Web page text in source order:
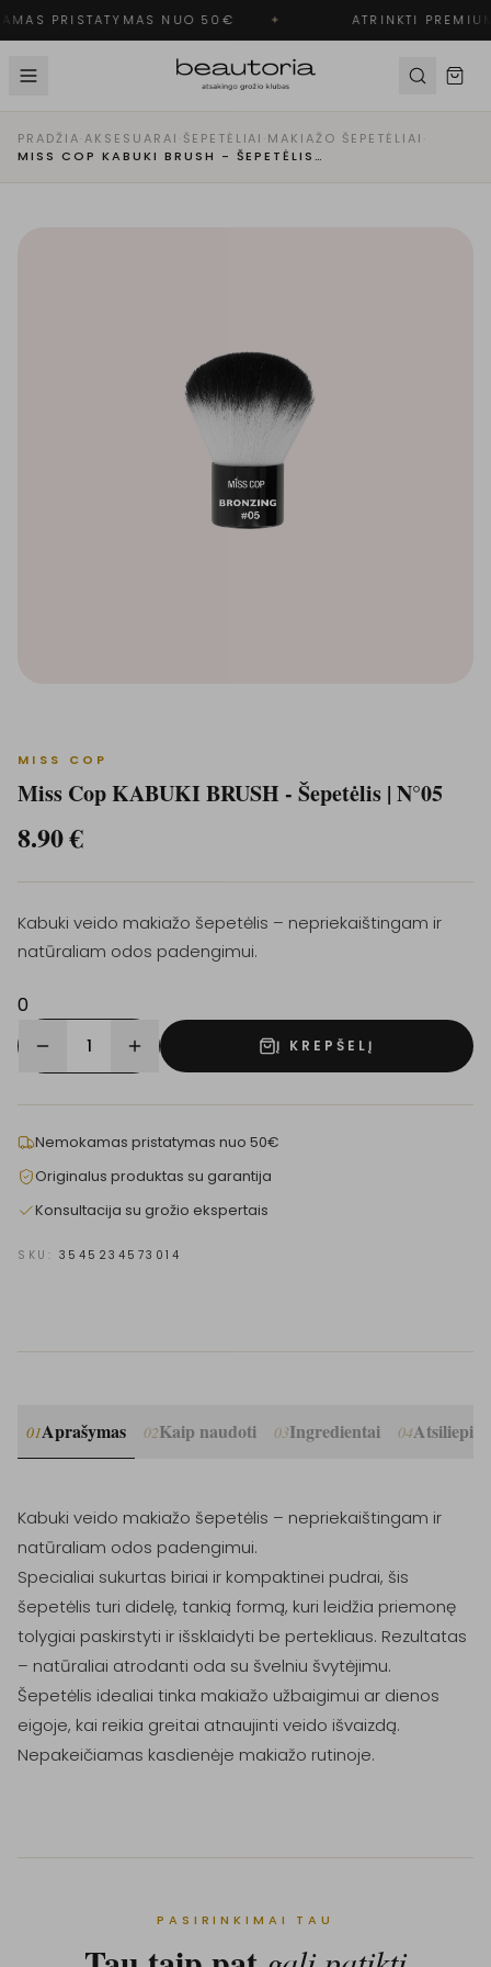
PRISTATYMAS NUO 50€ ✦ ATRINKTI
PRADŽIA·AKSESUARAI ·ŠEPETĖLIAI ·MAKIAŽO ŠEPETĖLIAI ·
MISS COP KABUKI BRUSH - ŠEPETĖLIS | N°05
MISS COP
Miss Cop KABUKI BRUSH - Šepetėlis | N°05
8.90€
Kabuki veido makiažo šepetėlis – nepriekaištingam ir
natūraliam odos padengimui.
0
1 Į KREPŠELĮ
Nemokamas pristatymas nuo 50€
Originalus produktas su garantija
Konsultacija su grožio ekspertais
SKU: 3545234573014
01Aprašymas 02Kaip naudoti 03Ingredientai 04
Kabuki veido makiažo šepetėlis – nepriekaištingam ir
natūraliam odos padengimui.
Specialiai sukurtas biriai ir kompaktinei pudrai, šis
šepetėlis turi didelę, tankią formą, kuri leidžia priemonę
tolygiai paskirstyti ir išsklaidyti be pertekliaus. Rezultatas
– natūraliai atrodanti oda su švelniu švytėjimu.
Šepetėlis idealiai tinka makiažo užbaigimui ar dienos
eigoje, kai reikia greitai atnaujinti veido išvaizdą.
Nepakeičiamas kasdienėje makiažo rutinoje.
PASIRINKIMAI TAU